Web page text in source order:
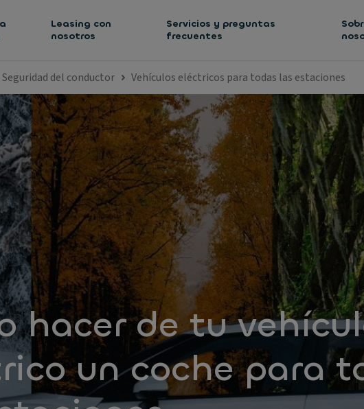
Leasing con
nosotros
Servicios y preguntas
frecuentes
Seguridad del conductor Vehículos eléctricos para todas las estaciones
hacer de tu
un coche para